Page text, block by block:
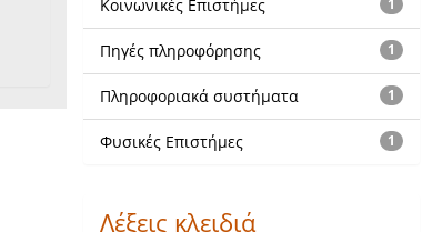
1
Κοινωνικές Επιστήμες
1
Πηγές πληροφόρησης
1
Πληροφοριακά συστήματα
1
Φυσικές Επιστήμες
Λέξεις κλειδιά